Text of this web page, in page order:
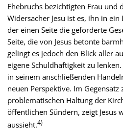
Ehebruchs bezichtigten Frau und
Widersacher Jesu ist es, ihn in
der einen Seite die geforderte
Seite, die von Jesus betonte
gelingt es jedoch den Blick aller
eigene Schuldhaftigkeit zu
in seinem anschließenden
neuen Perspektive. Im Gegensatz
problematischen Haltung der
öffentlichen Sündern, zeigt Jesus
aussieht.4)